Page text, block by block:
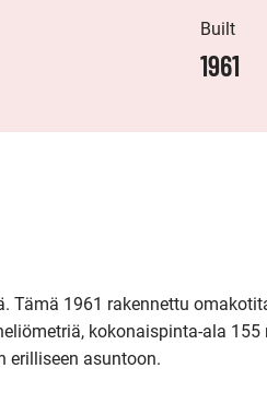
Built
1961
Tämä 1961 rakennettu
kokonaispinta-ala 155
erilliseen asuntoon.